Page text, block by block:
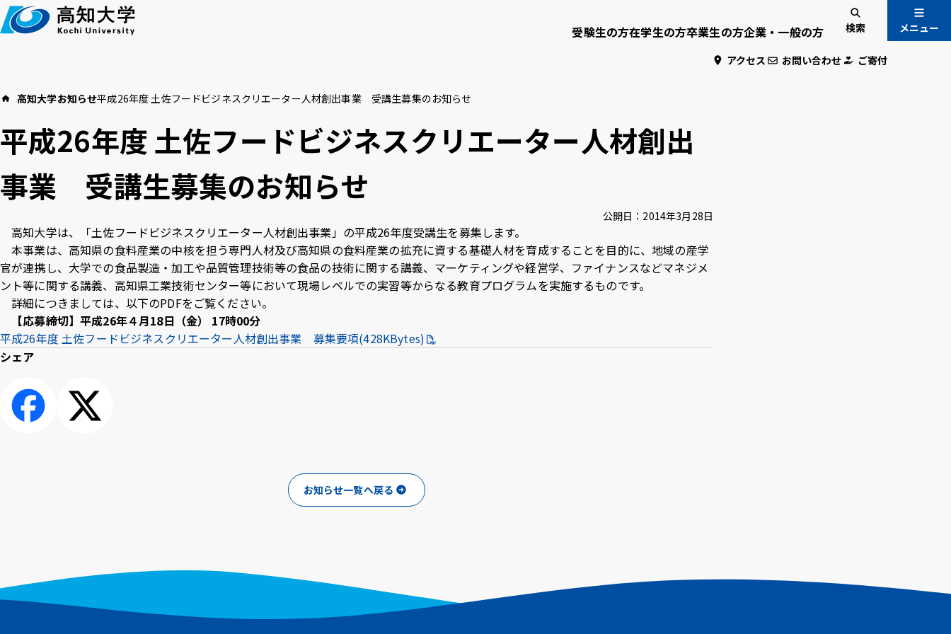
本
文
受験生の方在学生の方卒業生の方企業・一般の方 検索 メニュー
高知大学について 学部・大学院等
教育・学生支援
研究・社会連携
高知大学校友会
アクセス採用情報お問い合わせサイトポリシープライバシーポリシーサイトマップ教職員・学生専用
Inst FaceX
You LINE
イベント
お知らせ
言語 ：
文字サイズ ： 標準
背景色 ： 白 青 黒
アクセス お問い合わせ ご寄付
高知大学お知らせ平成26年度 土佐フードビジネスクリエーター人材創出事業 受講生募集のお知らせ
平成26年度 土佐フードビジネスクリエーター人材創出
事業 受講生募集のお知らせ
公開日： 2014年3月28日
高知大学は、「土佐フードビジネスクリエーター人材創出事業」の平成26年度受講生を募集します。
本事業は、高知県の食料産業の中核を担う専門人材及び高知県の食料産業の拡充に資する基礎人材を育成することを目的に、地域の産学
官が連携し、大学での食品製造・加工や品質管理技術等の食品の技術に関する講義、マーケティングや経営学、ファイナンスなどマネジメ
ント等に関する講義、高知県工業技術センター等において現場レベルでの実習等からなる教育プログラムを実施するものです。
詳細につきましては、以下のPDFをご覧ください。
【応募締切】平成26年４月18日（金） 17時00分
平成26年度 土佐フードビジネスクリエーター人材創出事業 募集要項(428KBytes)
シェア
お知らせ一覧へ戻る